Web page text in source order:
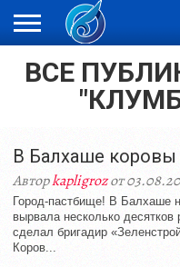
ЖАҢАЛЫҚТАР
НОВОСТИ
ВИДЕО
ФОТОРЕПОРТАЖИ
ОРКЕН
ВСЕ
В Балхаше коровы
Авторkapligrozот
Город-пастбище! В Балхаше
вырвала несколько
сделал бригадир
Коров...